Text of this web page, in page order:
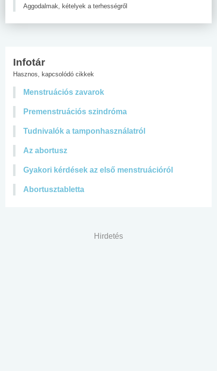
Aggodalmak, kételyek a terhességről
Infotár
Hasznos, kapcsolódó cikkek
Menstruációs zavarok
Premenstruációs szindróma
Tudnivalók a tamponhasználatról
Az abortusz
Gyakori kérdések az első menstruációról
Abortusztabletta
Hirdetés